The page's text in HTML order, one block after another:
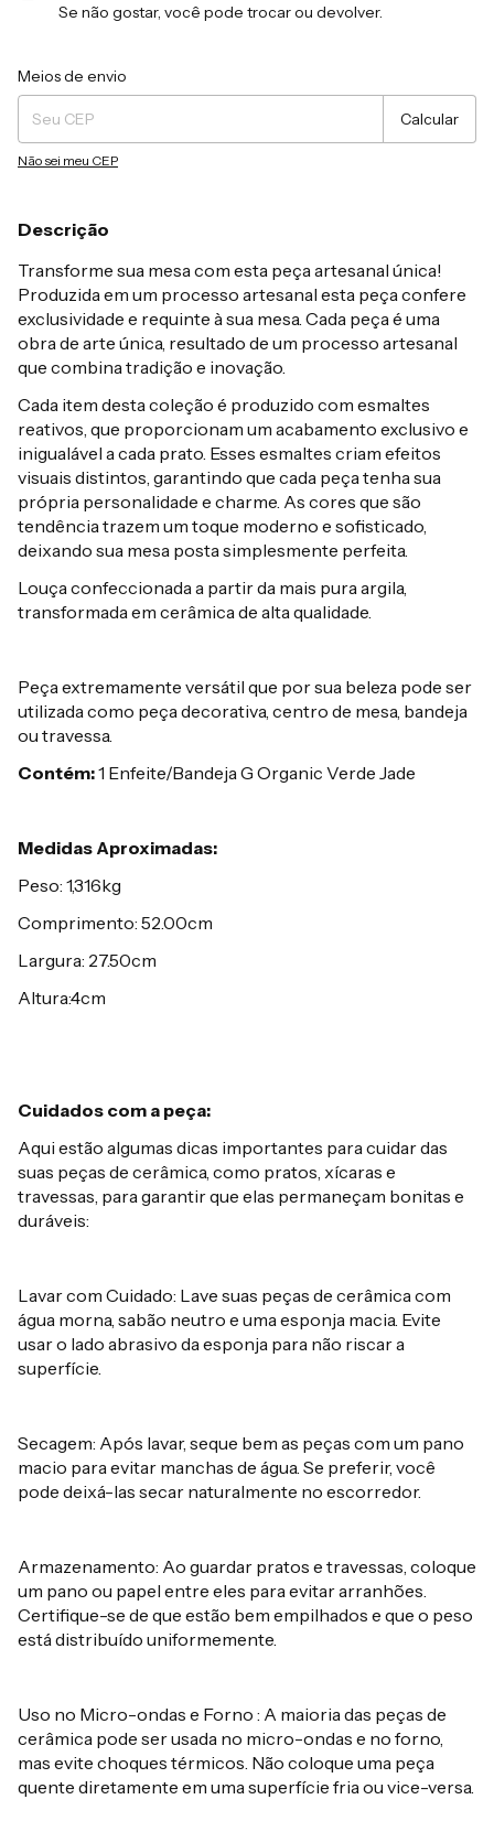
Se não gostar, você pode trocar ou devolver.
Entregas para o CEP:
Meios de envio
Calcular
Não sei meu CEP
Descrição
Transforme sua mesa com esta peça artesanal única!
Produzida em um processo artesanal esta peça confere
exclusividade e requinte à sua mesa. Cada peça é uma
obra de arte única, resultado de um processo artesanal
que combina tradição e inovação.
Cada item desta coleção é produzido com esmaltes
reativos, que proporcionam um acabamento exclusivo e
inigualável a cada prato. Esses esmaltes criam efeitos
visuais distintos, garantindo que cada peça tenha sua
própria personalidade e charme. As cores que são
tendência trazem um toque moderno e sofisticado,
deixando sua mesa posta simplesmente perfeita.
Louça confeccionada a partir da mais pura argila,
transformada em cerâmica de alta qualidade.
Peça extremamente versátil que por sua beleza pode ser
utilizada como peça decorativa, centro de mesa, bandeja
ou travessa.
Contém:1 Enfeite/Bandeja G Organic Verde Jade
Medidas Aproximadas:
Peso: 1,316kg
Comprimento: 52.00cm
Largura: 27.50cm
Altura:4cm
Cuidados com a peça:
Aqui estão algumas dicas importantes para cuidar das
suas peças de cerâmica, como pratos, xícaras e
travessas, para garantir que elas permaneçam bonitas e
duráveis:
Lavar com Cuidado: Lave suas peças de cerâmica com
água morna, sabão neutro e uma esponja macia. Evite
usar o lado abrasivo da esponja para não riscar a
superfície.
Secagem: Após lavar, seque bem as peças com um pano
macio para evitar manchas de água. Se preferir, você
pode deixá-las secar naturalmente no escorredor.
Armazenamento: Ao guardar pratos e travessas, coloque
um pano ou papel entre eles para evitar arranhões.
Certifique-se de que estão bem empilhados e que o peso
está distribuído uniformemente.
Uso no Micro-ondas e Forno : A maioria das peças de
cerâmica pode ser usada no micro-ondas e no forno,
mas evite choques térmicos. Não coloque uma peça
quente diretamente em uma superfície fria ou vice-versa.